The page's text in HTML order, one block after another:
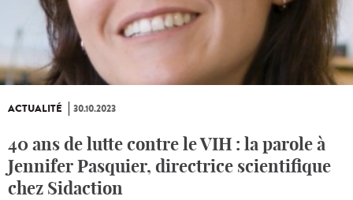
ACTUALITÉ 30.10.2023
40 ans de lutte contre le VIH : la parole à
Jennifer Pasquier, directrice scientifique
chez Sidaction